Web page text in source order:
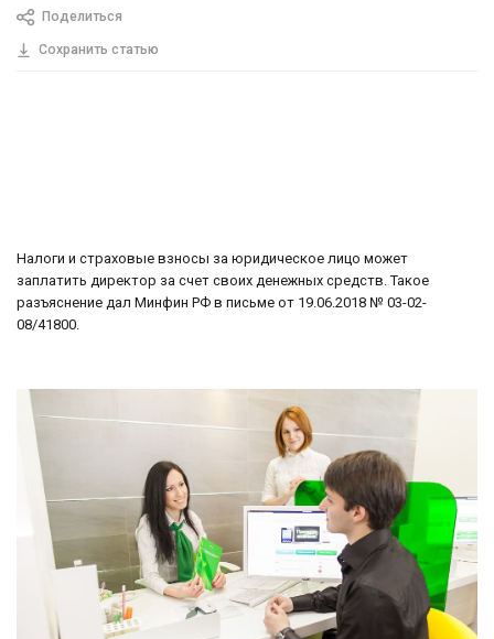
Поделиться
Сохранить статью
Налоги и страховые взносы за юридическое лицо может
заплатить директор за счет своих денежных средств. Такое
разъяснение дал Минфин РФ в письме от 19.06.2018 № 03-02-
08/41800.